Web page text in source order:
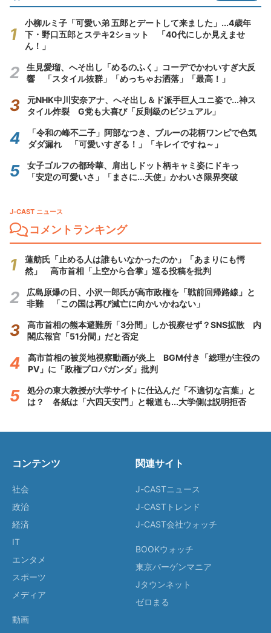
小柳ルミ子「可愛い弟 五郎とデートして来ました」...4歳年
下・野口五郎とステキ2ショット 「40代にしか見えませ
ん！」
生見愛瑠、へそ出し「めるのふく」コーデでかわいすぎ大反
響 「スタイル抜群」「めっちゃお洒落」「最高！」
元NHK中川安奈アナ、へそ出し＆ド派手巨人ユニ姿で...神ス
タイル炸裂 G党も大喜び「反則級のビジュアル」
「令和の峰不二子」阿部なつき、ブルーの花柄ワンピで色気
ダダ漏れ 「可愛いすぎる！」「キレイですね～」
女子ゴルフの都玲華、肩出しドット柄キャミ姿にドキっ
「安定の可愛いさ」「まさに...天使」かわいさ限界突破
J-CAST ニュース
コメントランキング
蓮舫氏「止める人は誰もいなかったのか」「あまりにも愕
然」 高市首相「上空から合掌」巡る投稿を批判
広島原爆の日、小沢一郎氏が高市政権を「戦前回帰路線」と
非難 「この国は再び滅亡に向かいかねない」
高市首相の熊本避難所「3分間」しか視察せず？SNS拡散 内
閣広報官「51分間」だと否定
高市首相の被災地視察動画が炎上 BGM付き「総理が主役の
PV」に「政権プロパガンダ」批判
処分の東大教授が大学サイトに仕込んだ「不適切な言葉」と
は？ 各紙は「六四天安門」と報道も...大学側は説明拒否
コンテンツ
社会
政治
経済
IT
エンタメ
スポーツ
メディア
動画
関連サイト
J-CASTニュース
J-CASTトレンド
J-CAST会社ウォッチ
BOOKウォッチ
東京バーゲンマニア
Jタウンネット
ゼロまる